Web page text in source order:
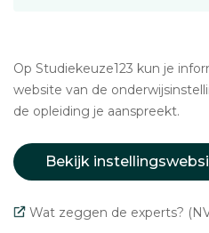
Op Studiekeuze123 kun je
website van de
de opleiding je aanspreekt.
Bekijk
Wat zeggen de experts?